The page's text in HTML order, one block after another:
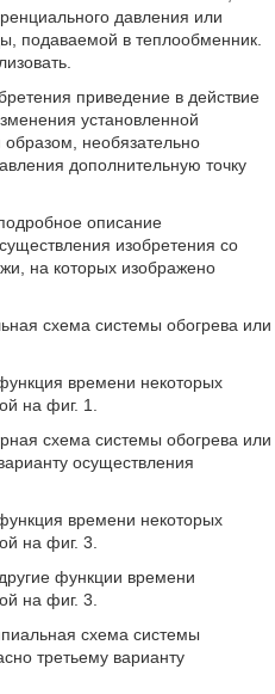
давления или
подаваемой в теплообменник.
приведение в действие
установленной
необязательно
дополнительную точку
описание
изобретения со
на которых изображено
схема системы обогрева или
времени некоторых
на фиг. 1.
схема системы обогрева или
осуществления
времени некоторых
на фиг. 3.
функции времени
на фиг. 3.
схема системы
третьему варианту